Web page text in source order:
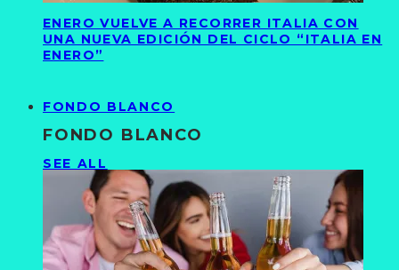
ENERO VUELVE A RECORRER ITALIA CON
UNA NUEVA EDICIÓN DEL CICLO “ITALIA EN
ENERO”
FONDO BLANCO
FONDO BLANCO
SEE ALL